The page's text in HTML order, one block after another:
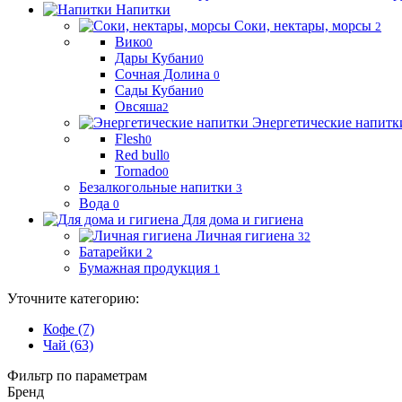
Напитки
Соки, нектары, морсы 2
Вико0
Дары Кубани0
Сочная Долина 0
Сады Кубани0
Овсяша2
Энергетические
Flesh0
Red bull0
Tornado0
Безалкогольные напитки 3
Вода 0
Для дома и гигиена
Личная гигиена 32
Батарейки 2
Бумажная продукция 1
Уточните категорию:
Кофе (7)
Чай (63)
Фильтр по параметрам
Бренд